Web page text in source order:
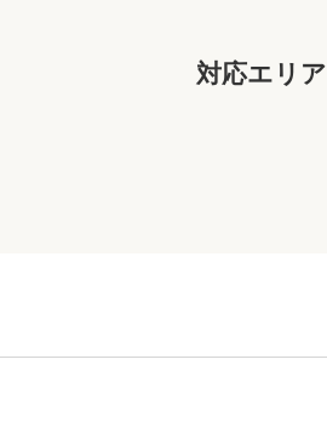
対応エリア